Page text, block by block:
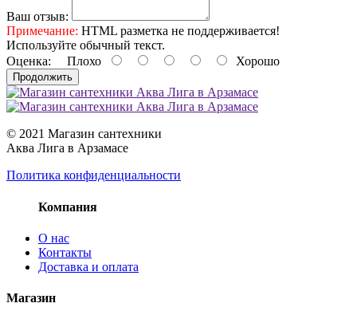
Ваш отзыв:
Примечание: HTML разметка не поддерживается!
Используйте обычный текст.
Оценка: Плохо Хорошо
Продолжить
© 2021 Магазин сантехники
Аква Лига в Арзамасе
Политика конфиденциальности
Компания
О нас
Контакты
Доставка и оплата
Магазин